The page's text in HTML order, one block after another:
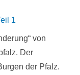
1
von
Der
der Pfalz.